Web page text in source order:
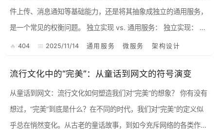
件上传、消息通知等基础能力，还是将其抽象成独立的通用服务，
是一个常见的权衡问题。 独立实现 vs. 通用服务： 独立实现： 优
点： 简单直接...
404 2025/11/14 通用服务 微服务 架构设计
流行文化中的“完美”：从童话到网文的符号演变
从童话到网文：流行文化如何塑造我们对“完美”的想象？ 你有没有
想过，“完美”到底是什么？在不同的时代，我们对“完美”的定义似
乎总在悄然变化。从古老的童话故事，到如今充斥网络的各类作